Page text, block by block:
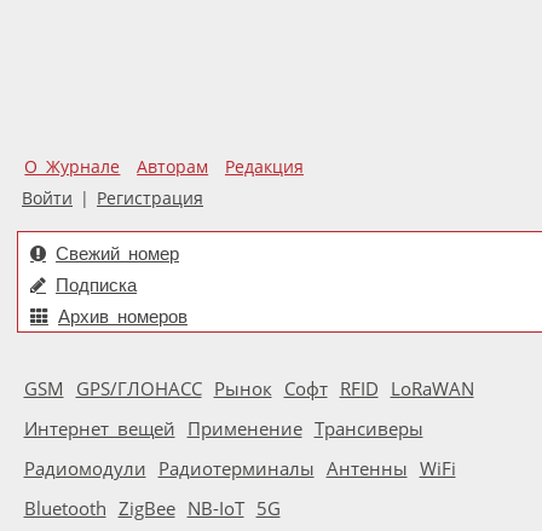
О Журнале Авторам
Редакция
Войти | Регистрация
Свежий номер
Подписка
Архив номеров
GSM GPS/ГЛОНАСС Рынок Софт RFID LoRaWAN
Интернет вещей Применение Трансиверы
Радиомодули Радиотерминалы Антенны WiFi
Bluetooth ZigBee NB-IoT 5G